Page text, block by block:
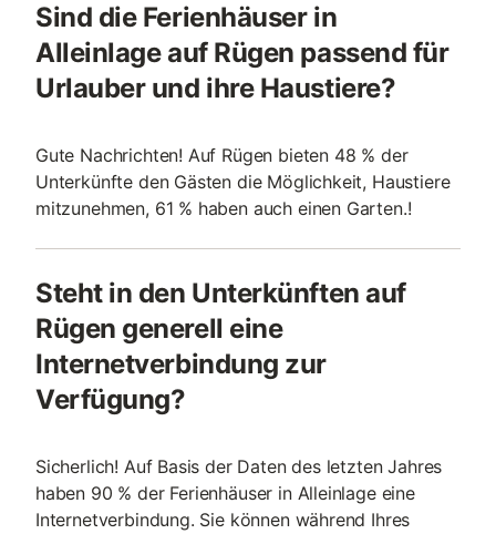
Sind die Ferienhäuser in
Alleinlage auf Rügen passend für
Urlauber und ihre Haustiere?
Gute Nachrichten! Auf Rügen bieten 48 % der
Unterkünfte den Gästen die Möglichkeit, Haustiere
mitzunehmen, 61 % haben auch einen Garten.!
Steht in den Unterkünften auf
Rügen generell eine
Internetverbindung zur
Verfügung?
Sicherlich! Auf Basis der Daten des letzten Jahres
haben 90 % der Ferienhäuser in Alleinlage eine
Internetverbindung. Sie können während Ihres